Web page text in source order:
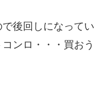
後回しになってい
ンロ・・・買おう